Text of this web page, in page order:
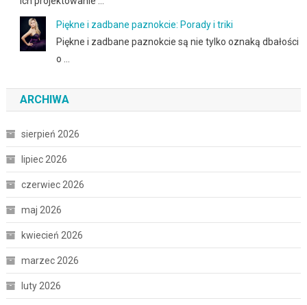
Piękne i zadbane paznokcie: Porady i triki
Piękne i zadbane paznokcie są nie tylko oznaką dbałości
o …
ARCHIWA
sierpień 2026
lipiec 2026
czerwiec 2026
maj 2026
kwiecień 2026
marzec 2026
luty 2026